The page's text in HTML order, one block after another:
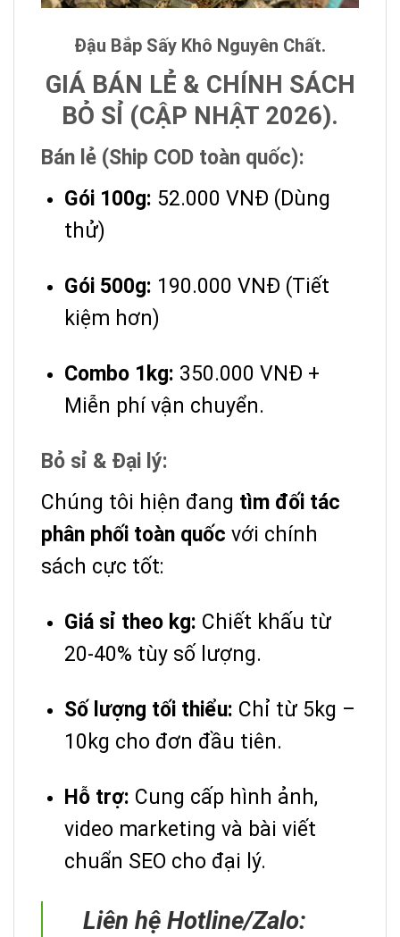
Đậu Bắp Sấy Khô Nguyên Chất.
GIÁ BÁN LẺ & CHÍNH SÁCH
BỎ SỈ (CẬP NHẬT 2026).
Bán lẻ (Ship COD toàn quốc):
Gói 100g: 52.000 VNĐ (Dùng
thử)
Gói 500g: 190.000 VNĐ (Tiết
kiệm hơn)
Combo 1kg: 350.000 VNĐ +
Miễn phí vận chuyển.
Bỏ sỉ & Đại lý:
Chúng tôi hiện đang tìm đối tác
phân phối toàn quốc với chính
sách cực tốt:
Giá sỉ theo kg: Chiết khấu từ
20-40% tùy số lượng.
Số lượng tối thiểu: Chỉ từ 5kg –
10kg cho đơn đầu tiên.
Hỗ trợ: Cung cấp hình ảnh,
video marketing và bài viết
chuẩn SEO cho đại lý.
Liên hệ Hotline/Zalo: